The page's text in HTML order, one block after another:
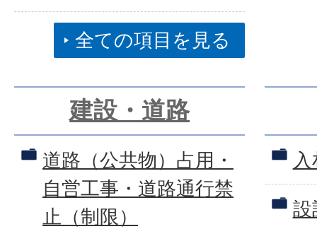
全ての項目を見る
建設・道路
道路（公共物）占用・
自営工事・道路通行禁
止（制限）
設